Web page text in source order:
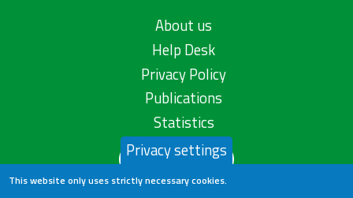
About us
Help Desk
Privacy Policy
Publications
Statistics
Contact us
Privacy settings
This website only uses strictly necessary cookies.